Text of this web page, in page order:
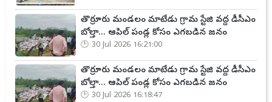
తొర్రూరు మండలం మాటేడు గ్రామ స్టేజి వద్ద డీసీఎం
బోల్తా... ఆపిల్ పండ్ల కోసం ఎగబడిన జనం
30 Jul 2026 16:21:00
తొర్రూరు మండలం మాటేడు గ్రామ స్టేజి వద్ద డీసీఎం
బోల్తా... ఆపిల్ పండ్ల కోసం ఎగబడిన జనం
30 Jul 2026 16:18:47